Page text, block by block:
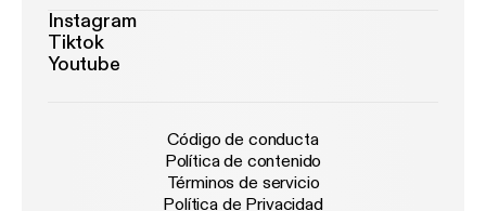
Instagram
Tiktok
Youtube
Código de conducta
Política de contenido
Términos de servicio
Política de Privacidad